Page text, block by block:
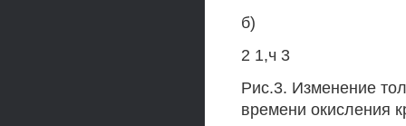
б)
2 1,ч 3
Рис.3. Изменение
времени окисления